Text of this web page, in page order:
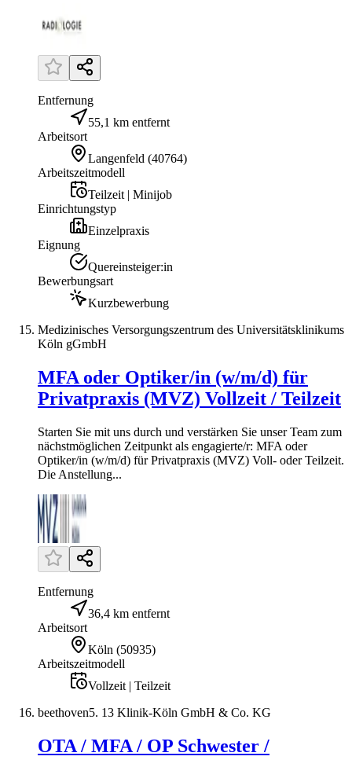
Entfernung
55,1 km entfernt
Arbeitsort
Langenfeld (40764)
Arbeitszeitmodell
Teilzeit | Minijob
Einrichtungstyp
Einzelpraxis
Eignung
Quereinsteiger:in
Bewerbungsart
Kurzbewerbung
Medizinisches Versorgungszentrum des Universitätsklinikums
Köln gGmbH
MFA oder Optiker/in (w/m/d) für
Privatpraxis (MVZ) Vollzeit / Teilzeit
Starten Sie mit uns durch und verstärken Sie unser Team zum
nächstmöglichen Zeitpunkt als engagierte/r: MFA oder
Optiker/in (w/m/d) für Privatpraxis (MVZ) Voll- oder Teilzeit.
Die Anstellung...
Entfernung
36,4 km entfernt
Arbeitsort
Köln (50935)
Arbeitszeitmodell
Vollzeit | Teilzeit
beethoven5. 13 Klinik-Köln GmbH & Co. KG
OTA / MFA / OP Schwester /